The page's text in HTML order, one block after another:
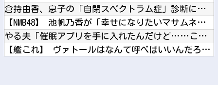
倉持由香、息子の「自閉スペクトラム症」診断にショックで涙 見...
【NMB48】 池帆乃香が「幸せになりたいマサムネ君」に出演
やる夫「催眠アプリを手に入れたんだけど……これ必要だった？」...
【艦これ】 ヴァトールはなんて呼べばいいんだろうね